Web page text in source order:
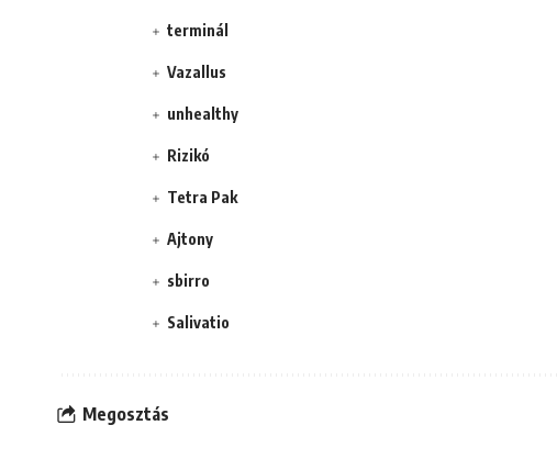
terminál
Vazallus
unhealthy
Rizikó
Tetra Pak
Ajtony
sbirro
Salivatio
Megosztás